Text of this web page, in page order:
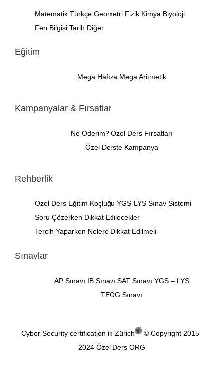
Matematik Türkçe Geometri Fizik Kimya Biyoloji
Fen Bilgisi Tarih Diğer
Eğitim
Mega Hafıza Mega Aritmetik
Kampanyalar & Fırsatlar
Ne Öderim? Özel Ders Fırsatları
Özel Derste Kampanya
Rehberlik
Özel Ders Eğitim Koçluğu YGS-LYS Sınav Sistemi
Soru Çözerken Dikkat Edilecekler
Tercih Yaparken Nelere Dikkat Edilmeli
Sınavlar
AP Sınavı IB Sınavı SAT Sınavı YGS – LYS
TEOG Sınavı
Cyber Security certification in Zürich
© Copyright 2015-
2024 Özel Ders ORG